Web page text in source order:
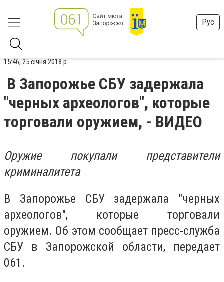
Рус
15:46, 25 січня 2018 р.
В Запорожье СБУ задержала
"черных археологов", которые
торговали оружием, - ВИДЕО
Оружие покупали представители
криминалитета
В Запорожье СБУ задержала "черных
археологов", которые торговали
оружием. Об этом сообщает пресс-служба
СБУ в Запорожской области, передает
061.